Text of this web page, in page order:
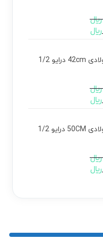
﷼
﷼
دسته بکس ال فولادی 42cm درایو 1/2
﷼
﷼
دسته بکس ال فولادی 50CM درایو 1/2
﷼
﷼